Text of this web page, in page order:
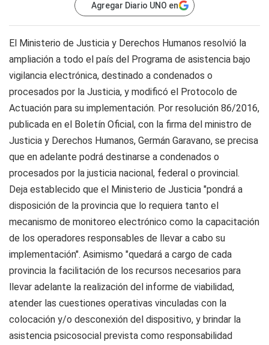
Agregar Diario UNO en
El Ministerio de Justicia y Derechos Humanos resolvió la
ampliación a todo el país del Programa de asistencia bajo
vigilancia electrónica, destinado a condenados o
procesados por la Justicia, y modificó el Protocolo de
Actuación para su implementación. Por resolución 86/2016,
publicada en el Boletín Oficial, con la firma del ministro de
Justicia y Derechos Humanos, Germán Garavano, se precisa
que en adelante podrá destinarse a condenados o
procesados por la justicia nacional, federal o provincial.
Deja establecido que el Ministerio de Justicia "pondrá a
disposición de la provincia que lo requiera tanto el
mecanismo de monitoreo electrónico como la capacitación
de los operadores responsables de llevar a cabo su
implementación". Asimismo "quedará a cargo de cada
provincia la facilitación de los recursos necesarios para
llevar adelante la realización del informe de viabilidad,
atender las cuestiones operativas vinculadas con la
colocación y/o desconexión del dispositivo, y brindar la
asistencia psicosocial prevista como responsabilidad